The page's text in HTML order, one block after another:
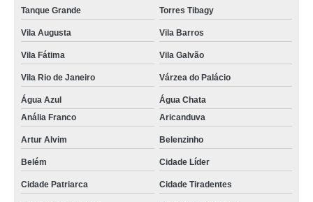
Tanque Grande Torres Tibagy
Vila Augusta Vila Barros
Vila Fátima Vila Galvão
Vila Rio de Janeiro Várzea do Palácio
Água Azul
Água Chata
Anália Franco
Aricanduva
Artur Alvim Belenzinho
Belém Cidade Líder
Cidade Patriarca Cidade Tiradentes